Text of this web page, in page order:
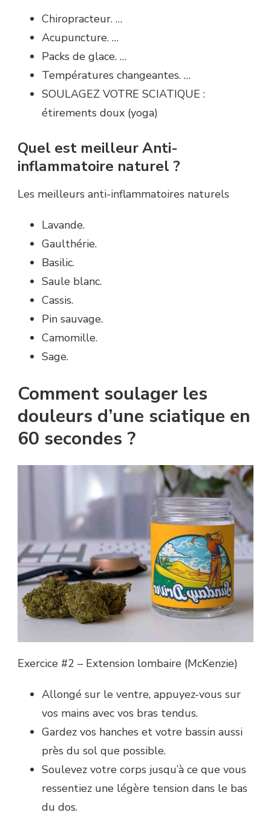
Chiropracteur. …
Acupuncture. …
Packs de glace. …
Températures changeantes. …
SOULAGEZ VOTRE SCIATIQUE :
étirements doux (yoga)
Quel est meilleur Anti-
inflammatoire naturel ?
Les meilleurs anti-inflammatoires naturels
Lavande.
Gaulthérie.
Basilic.
Saule blanc.
Cassis.
Pin sauvage.
Camomille.
Sage.
Comment soulager les
douleurs d’une sciatique en
60 secondes ?
Exercice #2 – Extension lombaire (McKenzie)
Allongé sur le ventre, appuyez-vous sur
vos mains avec vos bras tendus.
Gardez vos hanches et votre bassin aussi
près du sol que possible.
Soulevez votre corps jusqu’à ce que vous
ressentiez une légère tension dans le bas
du dos.